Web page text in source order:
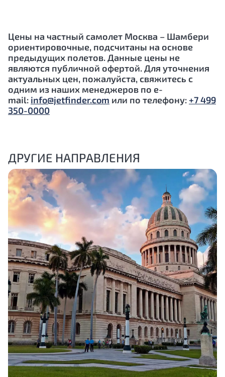
Цены на частный самолет Москва – Шамбери
ориентировочные, подсчитаны на основе
предыдущих полетов. Данные цены не
являются публичной офертой. Для уточнения
актуальных цен, пожалуйста, свяжитесь с
одним из наших менеджеров по e-
mail: info@jetfinder.com или по телефону:+7 499
350-0000
ДРУГИЕ НАПРАВЛЕНИЯ